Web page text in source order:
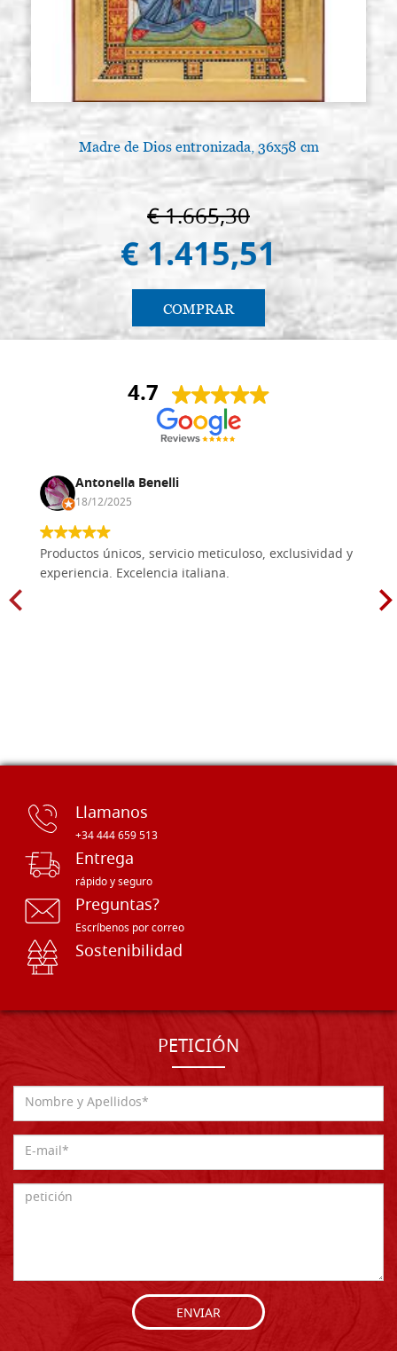
Madre de Dios entronizada, 36x58 cm
€ 1.665,30
€ 1.415,51
COMPRAR
4.7
Antonella Benelli
18/12/2025
Productos únicos, servicio meticuloso, exclusividad y
experiencia. Excelencia italiana.
Llamanos
+34 444 659 513
Entrega
rápido y seguro
Preguntas?
Escríbenos por correo
Sostenibilidad
PETICIÓN
ENVIAR